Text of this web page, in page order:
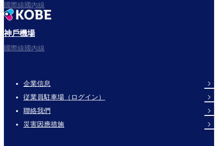
祝您飛行愉快。
國際線國內線
神戶機場
國際線國內線
Footer
Links
企業信息
従業員駐車場（ログイン）
聯絡我們
災害因應措施